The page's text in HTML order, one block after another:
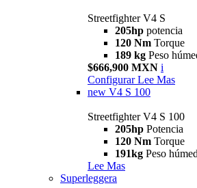
Streetfighter V4 S
205hp potencia
120 Nm Torque
189 kg Peso
$666,900 MXN i
Configurar Lee Mas
new V4 S 100
Streetfighter V4 S 100
205hp Potencia
120 Nm Torque
191kg Peso
Lee Mas
Superleggera